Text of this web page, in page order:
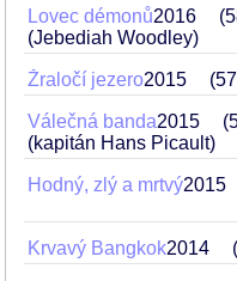
Lovec démonů2016
(Jebediah Woodley)
Žraločí jezero2015 57
Válečná banda2015
(kapitán Hans Picault)
Hodný, zlý a mrtvý2015
Krvavý Bangkok2014